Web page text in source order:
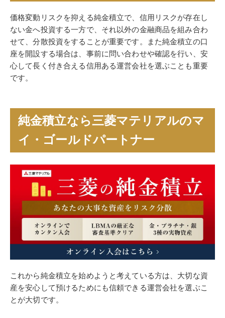
価格変動リスクを抑える純金積立で、信用リスクが存在し
ない金へ投資する一方で、それ以外の金融商品を組み合わ
せて、分散投資をすることが重要です。また純金積立の口
座を開設する場合は、事前に問い合わせや確認を行い、安
心して長く付き合える信用ある運営会社を選ぶことも重要
です。
純金積立なら三菱マテリアルのマ
イ・ゴールドパートナー
これから純金積立を始めようと考えている方は、大切な資
産を安心して預けるためにも信頼できる運営会社を選ぶこ
とが大切です。